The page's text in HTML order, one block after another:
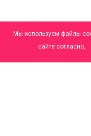
Мы используем файлы
сайте согласно,